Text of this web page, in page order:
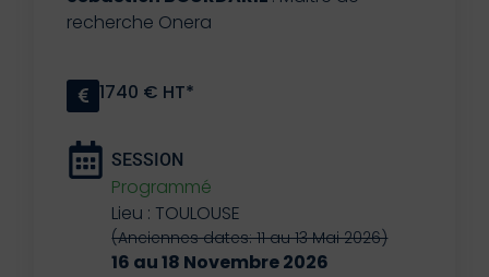
recherche Onera
1740 € HT*
SESSION
Programmé
Lieu : TOULOUSE
(Anciennes dates: 11 au 13 Mai 2026)
16 au 18 Novembre 2026